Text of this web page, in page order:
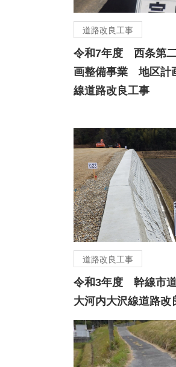
道路改良工事
令和7年度 西条第
画整備事業 地区計
線道路改良工事
道路改良工事
令和3年度 幹線市
大河内大沢線道路改